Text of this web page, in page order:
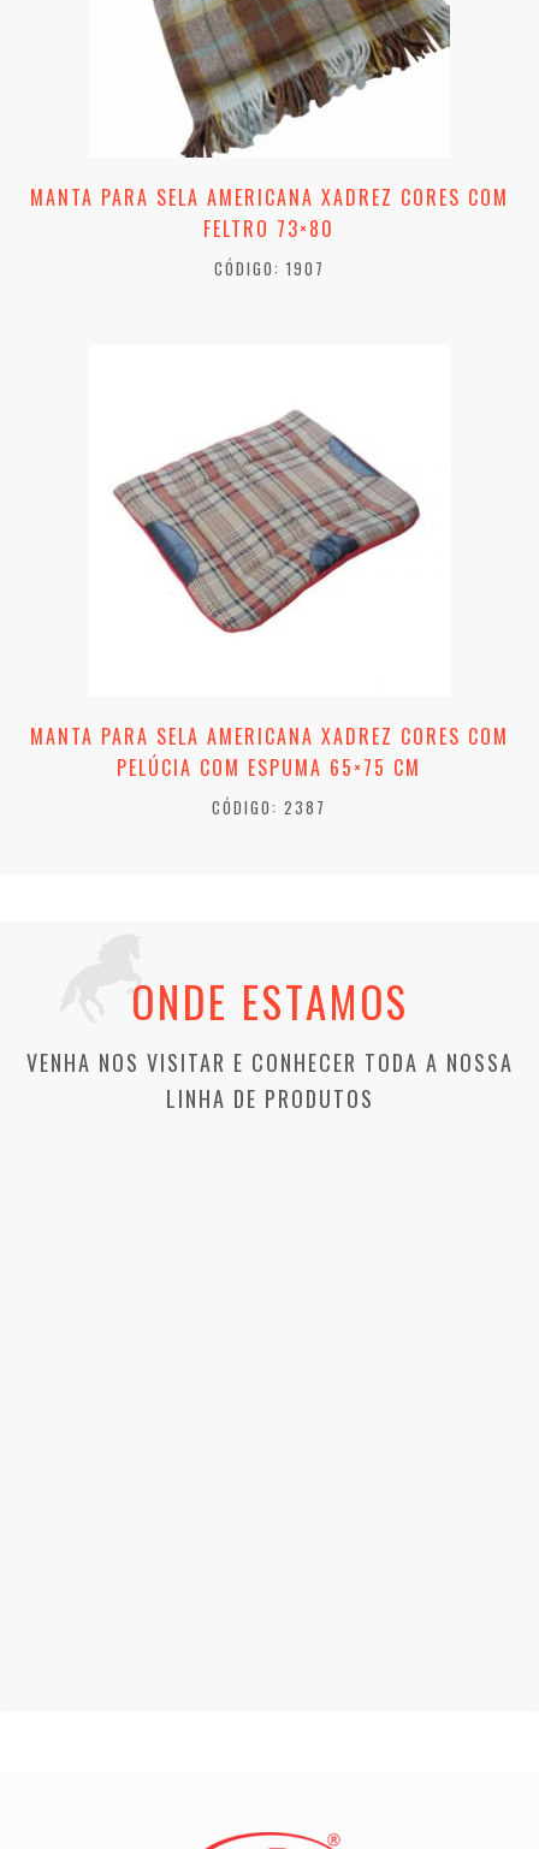
MANTA PARA SELA AMERICANA XADREZ CORES COM
FELTRO 73×80
CÓDIGO: 1907
MANTA PARA SELA AMERICANA XADREZ CORES COM
PELÚCIA COM ESPUMA 65×75 CM
CÓDIGO: 2387
ONDE ESTAMOS
VENHA NOS VISITAR E CONHECER TODA A NOSSA
LINHA DE PRODUTOS